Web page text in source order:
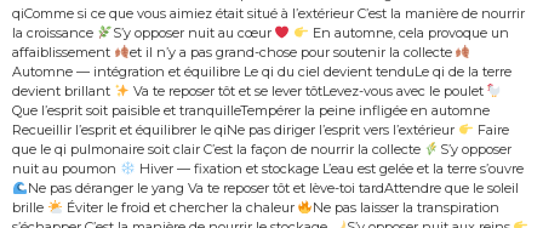
qiComme si ce que vous aimiez était situé à l’extérieur C’est la manière de nourrir
la croissance
S’y opposer nuit au cœur
En automne, cela provoque un
affaiblissement
et il n’y a pas grand-chose pour soutenir la collecte
Automne — intégration et équilibre Le qi du ciel devient tenduLe qi de la terre
devient brillant
Va te reposer tôt et se lever tôtLevez-vous avec le poulet
Que l’esprit soit paisible et tranquilleTempérer la peine infligée en automne
Recueillir l’esprit et équilibrer le qiNe pas diriger l’esprit vers l’extérieur
Faire
que le qi pulmonaire soit clair C’est la façon de nourrir la collecte
S’y opposer
nuit au poumon
Hiver — fixation et stockage L’eau est gelée et la terre s’ouvre
Ne pas déranger le yang Va te reposer tôt et lève-toi tardAttendre que le soleil
brille
Éviter le froid et chercher la chaleur
Ne pas laisser la transpiration